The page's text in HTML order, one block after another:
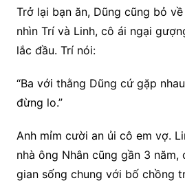
Trở lại bạn ăn, Dũng cũng bỏ
nhìn Trí và Linh, cô ái ngại
lắc đầu. Trí nói:
“Ba với thằng Dũng cứ gặp
đừng lo.”
Anh mỉm cười an ủi cô em vợ.
nhà ông Nhân cũng gần 3
gian sống chung với bố chồng